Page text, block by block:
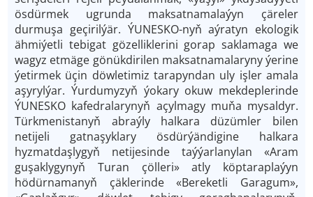
ösdürmek ugrunda maksatnamalaýyn çäreler
durmuşa geçirilýär. ÝUNESKO-nyň aýratyn ekologik
ähmiýetli tebigat gözelliklerini gorap saklamaga we
wagyz etmäge gönükdirilen maksatnamalaryny ýerine
ýetirmek üçin döwletimiz tarapyndan uly işler amala
aşyrylýar. Ýurdumyzyň ýokary okuw mekdeplerinde
ÝUNESKO kafedralarynyň açylmagy muňa mysaldyr.
Türkmenistanyň abraýly halkara düzümler bilen
netijeli gatnaşyklary ösdürýändigine halkara
hyzmatdaşlygyň netijesinde taýýarlanylan «Aram
guşaklygynyň Turan çölleri» atly köptaraplaýyn
hödürnamanyň çäklerinde «Bereketli Garagum»,